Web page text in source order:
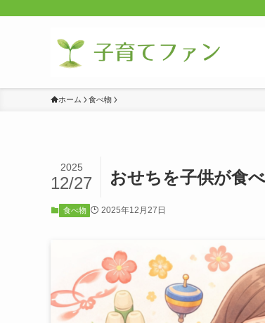
ホーム 食べ物
おせちを子供が食
2025
12/27
食べ物 2025年12月27日